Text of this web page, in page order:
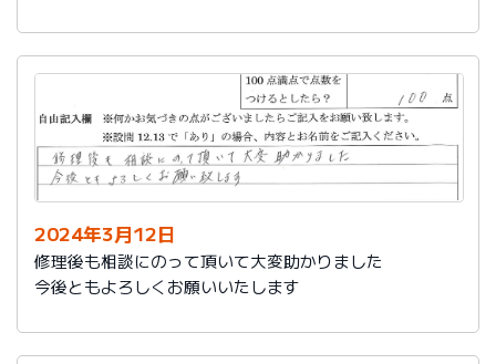
からいに嬉しく思いました。
2024年3月12日
修理後も相談にのって頂いて大変助かりました
今後ともよろしくお願いいたします